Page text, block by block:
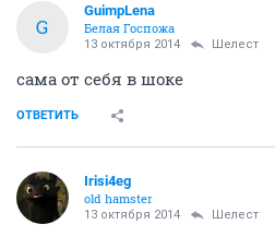
G
GuimpLena
Белая Госпожа
13 октября 2014 Шелест
сама от себя в шоке
ОТВЕТИТЬ
Irisi4eg
old hamster
13 октября 2014 Шелест